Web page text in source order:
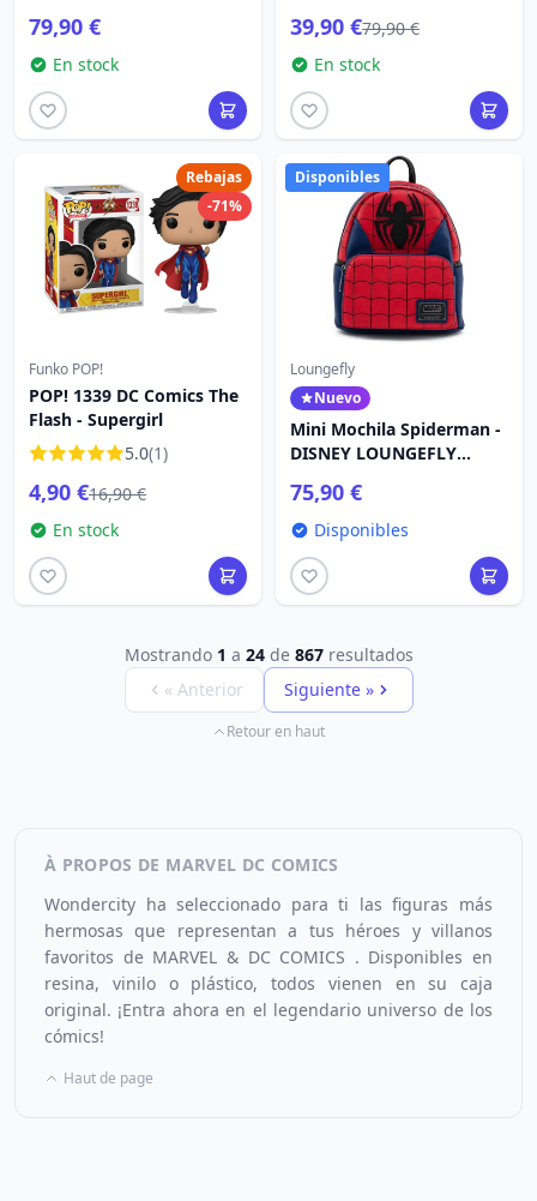
LOUNGEFLY
79,90 €
En stock
39,90 €79,90 €
En stock
Rebajas
-71%
Funko POP!
POP! 1339 DC Comics The
Flash - Supergirl
5.0(1)
4,90 €16,90 €
En stock
Disponibles
Loungefly
Nuevo
Mini Mochila Spiderman -
DISNEY LOUNGEFLY
75,90 €
Disponibles
Mostrando 1 a 24de 867resultados
« Anterior
Siguiente »
Retour en haut
À PROPOS DE MARVEL DC COMICS
Wondercity ha seleccionado para ti las figuras más
hermosas que representan a tus héroes y villanos
favoritos de MARVEL & DC COMICS . Disponibles en
resina, vinilo o plástico, todos vienen en su caja
original. ¡Entra ahora en el legendario universo de los
cómics!
Haut de page